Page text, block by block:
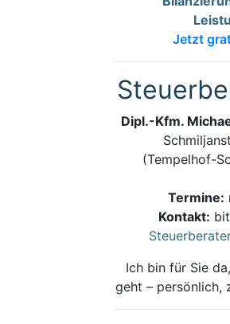
Jetzt
Dipl.-Kfm.
(Tempelhof-
Termine:
Kontakt:
Ich bin für Sie
geht – persönlich,